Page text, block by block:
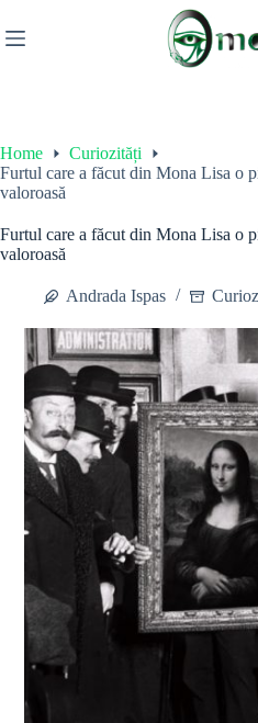
to
content
Home
Curiozități
Furtul care a făcut din Mona Lisa o
valoroasă
Furtul care a făcut din Mona Lisa o
valoroasă
Andrada Ispas